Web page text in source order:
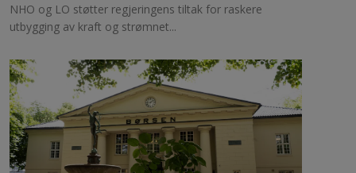
NHO og LO støtter regjeringens tiltak for raskere
utbygging av kraft og strømnet...